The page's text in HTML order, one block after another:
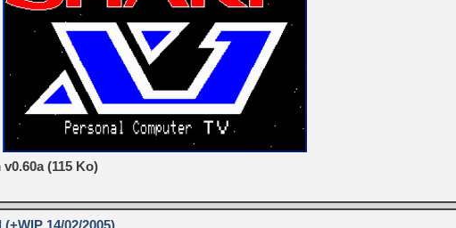
(115 Ko)
14/02/2005)